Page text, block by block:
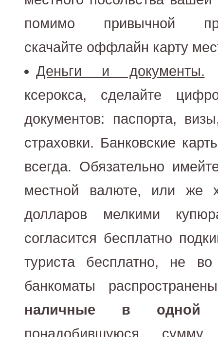
помимо привычной
скачайте оффлайн карту
Деньги и документы.
ксерокса, сделайте
документов: паспорта,
страховки. Банковские
всегда. Обязательно
местной валюте, или же
долларов мелкими
согласится бесплатно
туриста бесплатно, не
банкоматы
наличные в одной
понадобившуюся